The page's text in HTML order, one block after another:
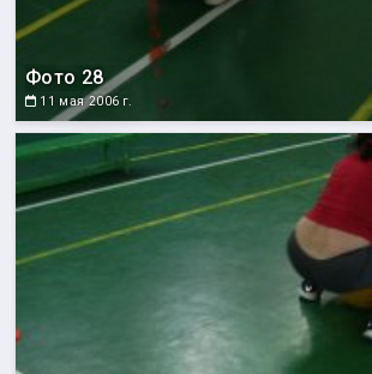
Фото 28
11 мая 2006 г.